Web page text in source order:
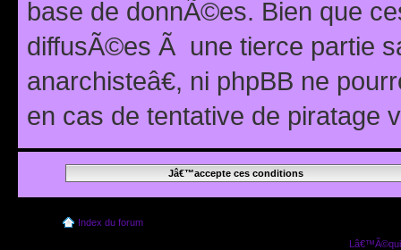
base de donnÃ©es. Bien que
diffusÃ©es Ã une tierce partie
anarchisteâ€, ni phpBB ne
en cas de tentative de piratage
Index du forum